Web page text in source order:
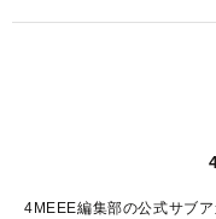
4MEEE編集部の公式サブ